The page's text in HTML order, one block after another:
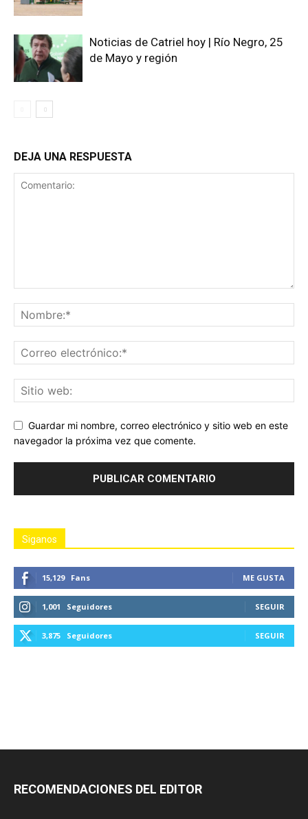
Noticias de Catriel hoy | Río Negro, 25
de Mayo y región
DEJA UNA RESPUESTA
Guardar mi nombre, correo electrónico y sitio web en este
navegador la próxima vez que comente.
Siganos
15,129 Fans ME GUSTA
1,001 Seguidores SEGUIR
3,875 Seguidores SEGUIR
RECOMENDACIONES DEL EDITOR